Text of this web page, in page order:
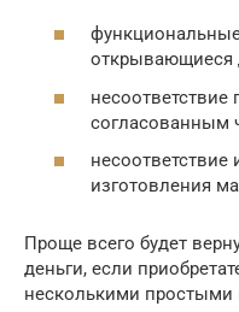
открывающиеся
несоответствие
согласованным
несоответствие
изготовления
Проще всего будет
деньги, если
несколькими